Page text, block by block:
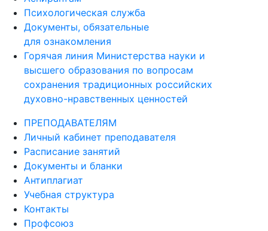
Психологическая служба
Документы, обязательные
для ознакомления
Горячая линия Министерства науки и
высшего образования по вопросам
сохранения традиционных российских
духовно-нравственных ценностей
ПРЕПОДАВАТЕЛЯМ
Личный кабинет преподавателя
Расписание занятий
Документы и бланки
Антиплагиат
Учебная структура
Контакты
Профсоюз